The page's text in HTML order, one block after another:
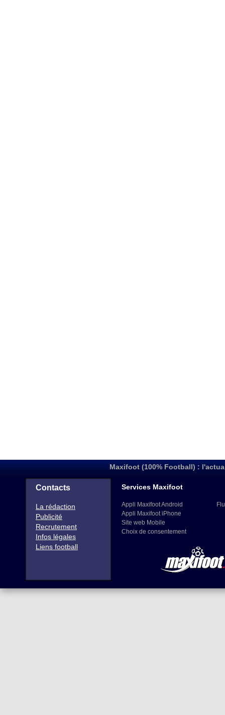
Maxifoot (100% Football) :
Contacts
La rédaction
Publicité
Recrutement
Infos légales
Liens football
Services Maxifoot
Appli Maxifoot Android
Appli Maxifoot iPhone
Site web Mobile
Choix de consentement